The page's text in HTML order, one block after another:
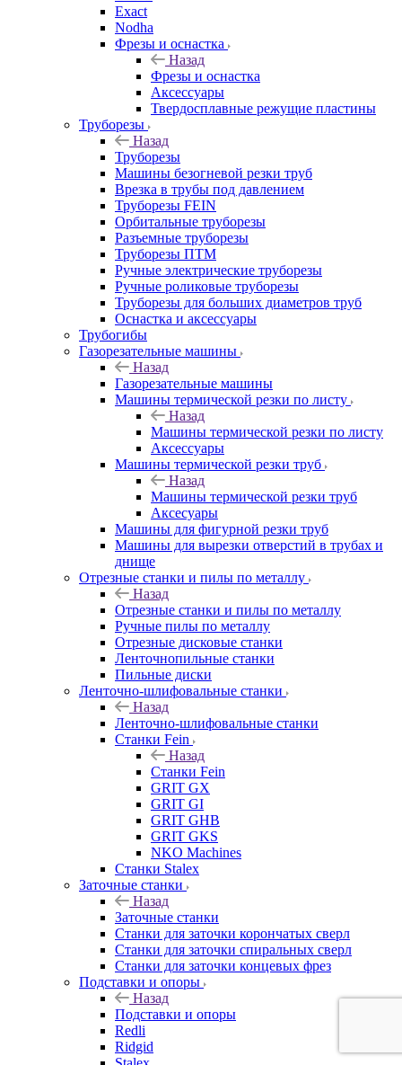
Exact
Nodha
Фрезы и оснастка
Назад
Фрезы и оснастка
Аксессуары
Твердосплавные режущие пластины
Труборезы
Назад
Труборезы
Машины безогневой резки труб
Врезка в трубы под давлением
Труборезы FEIN
Орбитальные труборезы
Разъемные труборезы
Труборезы ПТМ
Ручные электрические труборезы
Ручные роликовые труборезы
Труборезы для больших диаметров труб
Оснастка и аксессуары
Трубогибы
Газорезательные машины
Назад
Газорезательные машины
Машины термической резки по листу
Назад
Машины термической резки по листу
Аксессуары
Машины термической резки труб
Назад
Машины термической резки труб
Аксесуары
Машины для фигурной резки труб
Машины для вырезки отверстий в трубах и
днище
Отрезные станки и пилы по металлу
Назад
Отрезные станки и пилы по металлу
Ручные пилы по металлу
Отрезные дисковые станки
Ленточнопильные станки
Пильные диски
Ленточно-шлифовальные станки
Назад
Ленточно-шлифовальные станки
Станки Fein
Назад
Станки Fein
GRIT GX
GRIT GI
GRIT GHB
GRIT GKS
NKO Machines
Станки Stalex
Заточные станки
Назад
Заточные станки
Станки для заточки корончатых сверл
Станки для заточки спиральных сверл
Станки для заточки концевых фрез
Подставки и опоры
Назад
Подставки и опоры
Redli
Ridgid